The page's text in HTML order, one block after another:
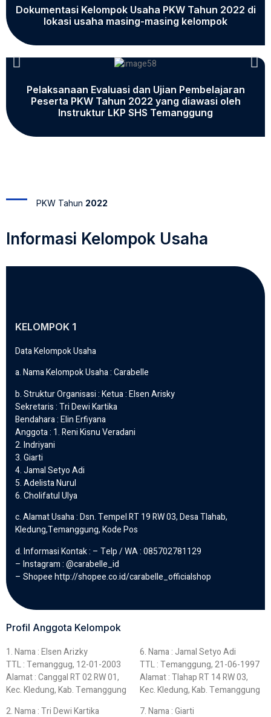
Dokumentasi Kelompok Usaha PKW Tahun 2022 di
lokasi usaha masing-masing kelompok
Pelaksanaan Evaluasi dan Ujian Pembelajaran
Peserta PKW Tahun 2022 yang diawasi oleh
Instruktur LKP SHS Temanggung
PKW Tahun 2022
Informasi Kelompok Usaha
KELOMPOK 1
Data Kelompok Usaha
a. Nama Kelompok Usaha : Carabelle
b. Struktur Organisasi : Ketua : Elsen Arisky
Sekretaris : Tri Dewi Kartika
Bendahara : Elin Erfiyana
Anggota : 1. Reni Kisnu Veradani
2. Indriyani
3. Giarti
4. Jamal Setyo Adi
5. Adelista Nurul
6. Cholifatul Ulya
c. Alamat Usaha : Dsn. Tempel RT 19 RW 03, Desa Tlahab,
Kledung,Temanggung, Kode Pos
d. Informasi Kontak : – Telp / WA : 085702781129
– Instagram : @carabelle_id
– Shopee http://shopee.co.id/carabelle_officialshop
Profil Anggota Kelompok
1. Nama : Elsen Arizky
TTL : Temanggug, 12-01-2003
Alamat : Canggal RT 02 RW 01,
Kec. Kledung, Kab. Temanggung
2. Nama : Tri Dewi Kartika
6. Nama : Jamal Setyo Adi
TTL : Temanggung, 21-06-1997
Alamat : Tlahap RT 14 RW 03,
Kec. Kledung, Kab. Temanggung
7. Nama : Giarti